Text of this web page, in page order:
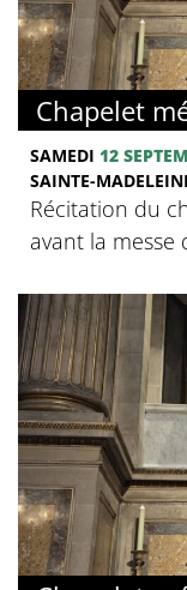
Chapelet
SAMEDI 12
SAINTE-
Récitation du
avant la messe